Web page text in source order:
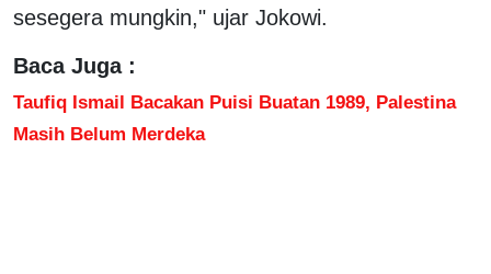
sesegera mungkin," ujar Jokowi.
Baca Juga :
Taufiq Ismail Bacakan Puisi Buatan 1989, Palestina
Masih Belum Merdeka